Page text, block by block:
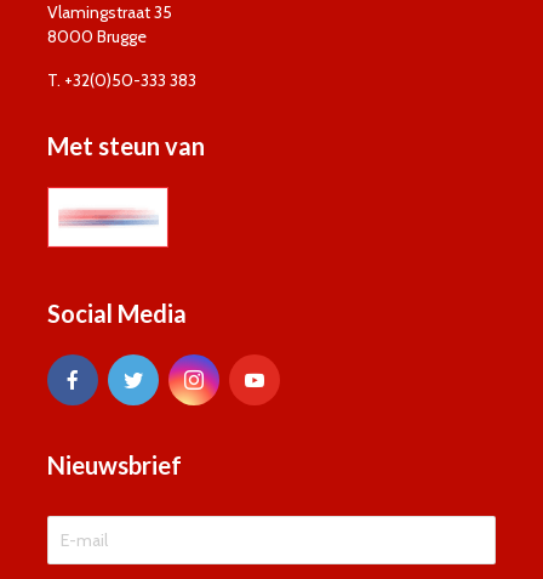
Vlamingstraat 35
8000 Brugge
T. +32(0)50-333 383
Met steun van
Social Media
Nieuwsbrief